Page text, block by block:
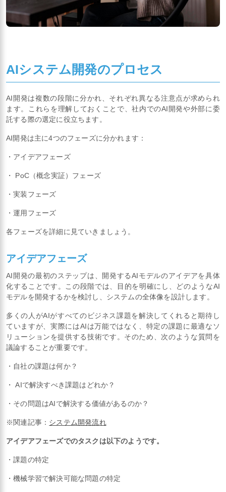
AIシステム開発のプロセス
AI開発は複数の段階に分かれ、それぞれ異なる注意点が求められ
ます。これらを理解しておくことで、社内でのAI開発や外部に委
託する際の選定に役立ちます。
AI開発は主に4つのフェーズに分かれます：
・アイデアフェーズ
・ PoC（概念実証）フェーズ
・実装フェーズ
・運用フェーズ
各フェーズを詳細に見ていきましょう。
アイデアフェーズ
AI開発の最初のステップは、開発するAIモデルのアイデアを具体
化することです。この段階では、目的を明確にし、どのようなAI
モデルを開発するかを検討し、システムの全体像を設計します。
多くの人がAIがすべてのビジネス課題を解決してくれると期待し
ていますが、実際にはAIは万能ではなく、特定の課題に最適なソ
リューションを提供する技術です。そのため、次のような質問を
議論することが重要です。
・自社の課題は何か？
・ AIで解決すべき課題はどれか？
・その問題はAIで解決する価値があるのか？
※関連記事： システム開発流れ
アイデアフェーズでのタスクは以下のようです。
・課題の特定
・機械学習で解決可能な問題の特定